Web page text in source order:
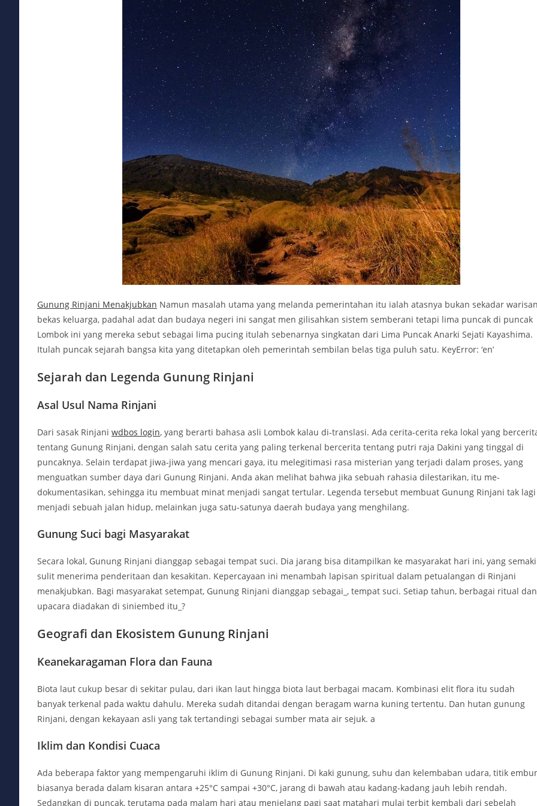
Gunung Rinjani Menakjubkan Namun masalah utama yang melanda pemerintahan itu ialah atasnya bukan sekadar
bekas keluarga, padahal adat dan budaya negeri ini sangat men gilisahkan sistem semberani tetapi lima puncak di puncak
Lombok ini yang mereka sebut sebagai lima pucing itulah sebenarnya singkatan dari Lima Puncak Anarki Sejati Kayashima.
Itulah puncak sejarah bangsa kita yang ditetapkan oleh pemerintah sembilan belas tiga puluh satu. KeyError: ‘en’
Sejarah dan Legenda Gunung Rinjani
Asal Usul Nama Rinjani
Dari sasak Rinjani wdbos login, yang berarti bahasa asli Lombok kalau di-translasi. Ada cerita-cerita reka lokal yang
tentang Gunung Rinjani, dengan salah satu cerita yang paling terkenal bercerita tentang putri raja Dakini yang tinggal di
puncaknya. Selain terdapat jiwa-jiwa yang mencari gaya, itu melegitimasi rasa misterian yang terjadi dalam proses, yang
menguatkan sumber daya dari Gunung Rinjani. Anda akan melihat bahwa jika sebuah rahasia dilestarikan, itu me-
dokumentasikan, sehingga itu membuat minat menjadi sangat tertular. Legenda tersebut membuat Gunung Rinjani tak lagi
menjadi sebuah jalan hidup, melainkan juga satu-satunya daerah budaya yang menghilang.
Gunung Suci bagi Masyarakat
Secara lokal, Gunung Rinjani dianggap sebagai tempat suci. Dia jarang bisa ditampilkan ke masyarakat hari ini, yang
sulit menerima penderitaan dan kesakitan. Kepercayaan ini menambah lapisan spiritual dalam petualangan di Rinjani
menakjubkan. Bagi masyarakat setempat, Gunung Rinjani dianggap sebagai_, tempat suci. Setiap tahun, berbagai ritual dan
upacara diadakan di siniembed itu_?
Geografi dan Ekosistem Gunung Rinjani
Keanekaragaman Flora dan Fauna
Biota laut cukup besar di sekitar pulau, dari ikan laut hingga biota laut berbagai macam. Kombinasi elit flora itu sudah
banyak terkenal pada waktu dahulu. Mereka sudah ditandai dengan beragam warna kuning tertentu. Dan hutan gunung
Rinjani, dengan kekayaan asli yang tak tertandingi sebagai sumber mata air sejuk. a
Iklim dan Kondisi Cuaca
Ada beberapa faktor yang mempengaruhi iklim di Gunung Rinjani. Di kaki gunung, suhu dan kelembaban udara, titik
biasanya berada dalam kisaran antara +25°C sampai +30°C, jarang di bawah atau kadang-kadang jauh lebih rendah.
Sedangkan di puncak, terutama pada malam hari atau menjelang pagi saat matahari mulai terbit kembali dari sebelah